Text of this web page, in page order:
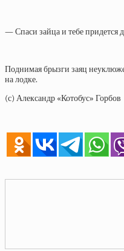
— Спаси зайца и тебе придется
Поднимая брызги заяц неуклюже
на лодке.
(с) Александр «Котобус» Горбов